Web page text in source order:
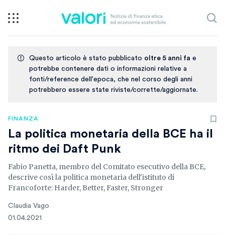
Questo articolo è stato pubblicato oltre 5 anni fa e
potrebbe contenere dati o informazioni relative a
fonti/reference dell'epoca, che nel corso degli anni
potrebbero essere state riviste/corrette/aggiornate.
FINANZA
La politica monetaria della BCE ha il
ritmo dei Daft Punk
Fabio Panetta, membro del Comitato esecutivo della BCE,
descrive così la politica monetaria dell'istituto di
Francoforte: Harder, Better, Faster, Stronger
Claudia Vago
01.04.2021